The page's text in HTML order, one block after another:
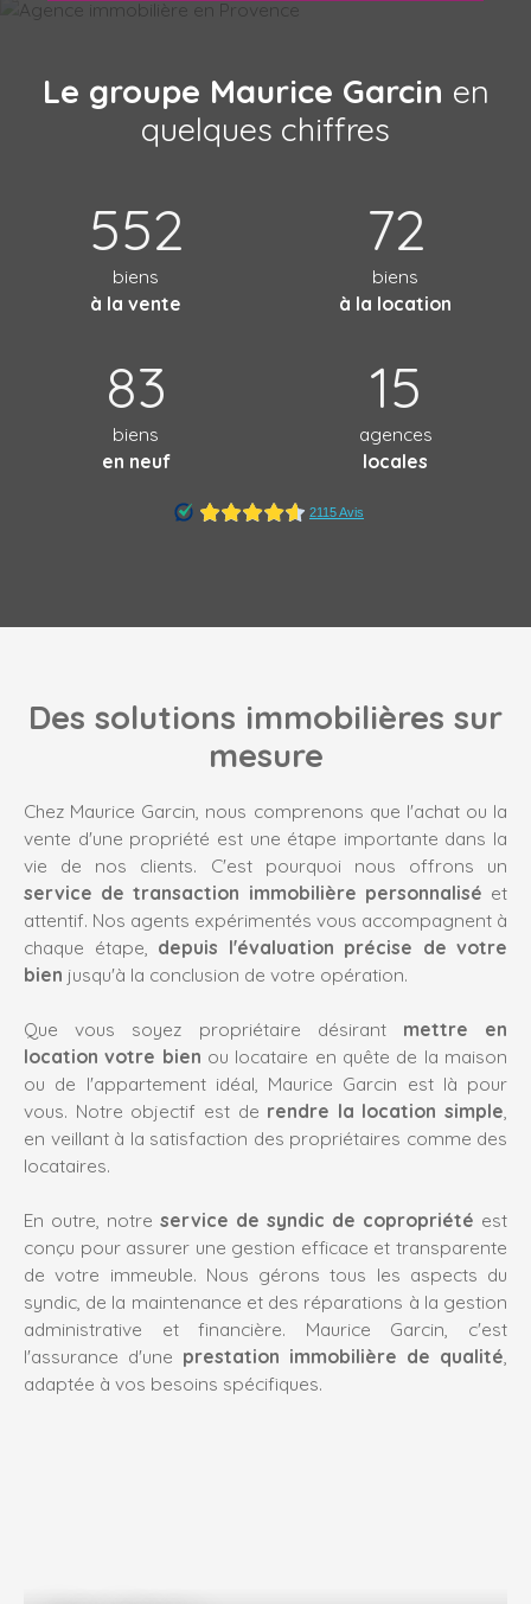
Le groupe Maurice Garcin en
quelques chiffres
552
biens
à la vente
72
biens
à la location
83
biens
en neuf
15
agences
locales
Des solutions immobilières sur
mesure
Chez Maurice Garcin, nous comprenons que l'achat ou la
vente d'une propriété est une étape importante dans la
vie de nos clients. C'est pourquoi nous offrons un
service de transaction immobilière personnalisé et
attentif. Nos agents expérimentés vous accompagnent à
chaque étape, depuis l'évaluation précise de votre
bien jusqu'à la conclusion de votre opération.
Que vous soyez propriétaire désirant mettre en
location votre bien ou locataire en quête de la maison
ou de l'appartement idéal, Maurice Garcin est là pour
vous. Notre objectif est de rendre la location simple,
en veillant à la satisfaction des propriétaires comme des
locataires.
En outre, notre service de syndic de copropriété est
conçu pour assurer une gestion efficace et transparente
de votre immeuble. Nous gérons tous les aspects du
syndic, de la maintenance et des réparations à la gestion
administrative et financière. Maurice Garcin, c'est
l'assurance d'une prestation immobilière de qualité,
adaptée à vos besoins spécifiques.